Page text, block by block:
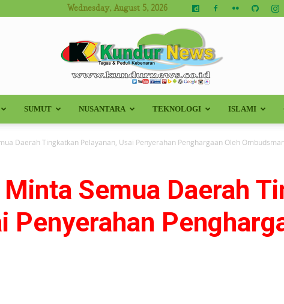
Wednesday, August 5, 2026
Kundur
News
SUMUT NUSANTARA TEKNOLOGI ISLAMI
Daerah Tingkatkan Pelayanan, Usai Penyerahan Penghargaan Oleh
Semua Daerah
Penyerahan